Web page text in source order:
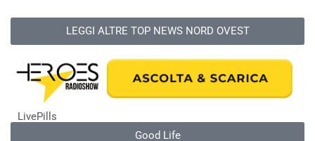
LEGGI ALTRE TOP NEWS NORD OVEST
LivePills
Good Life